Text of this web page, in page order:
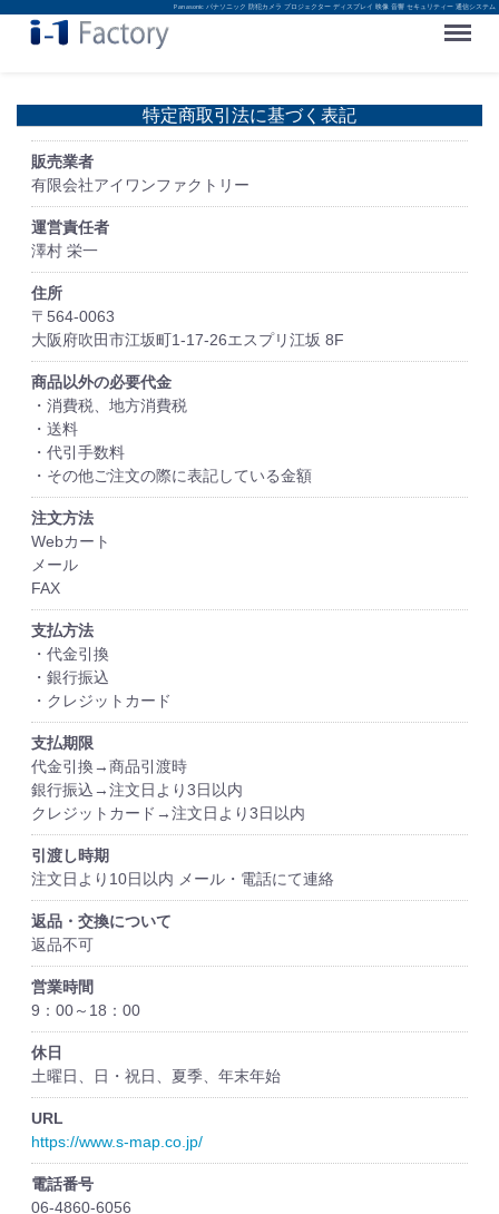
Panasonic パナソニック 防犯カメラ プロジェクター ディスプレイ 映像 音響 セキュリティー 通信システム
Menu
特定商取引法に基づく表記
販売業者
有限会社アイワンファクトリー
運営責任者
澤村 栄一
住所
〒564-0063
大阪府吹田市江坂町1-17-26エスプリ江坂 8F
商品以外の必要代金
・消費税、地方消費税
・送料
・代引手数料
・その他ご注文の際に表記している金額
注文方法
Webカート
メール
FAX
支払方法
・代金引換
・銀行振込
・クレジットカード
支払期限
代金引換→商品引渡時
銀行振込→注文日より3日以内
クレジットカード→注文日より3日以内
引渡し時期
注文日より10日以内 メール・電話にて連絡
返品・交換について
返品不可
営業時間
9：00～18：00
休日
土曜日、日・祝日、夏季、年末年始
URL
https://www.s-map.co.jp/
電話番号
06-4860-6056